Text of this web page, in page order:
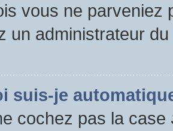
vous ne parveniez
un administrateur
suis-je
cochez pas la case